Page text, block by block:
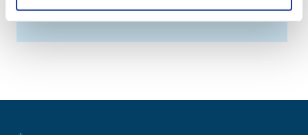
Se Lægemiddelstyrelsens høringer påhøringsportalen